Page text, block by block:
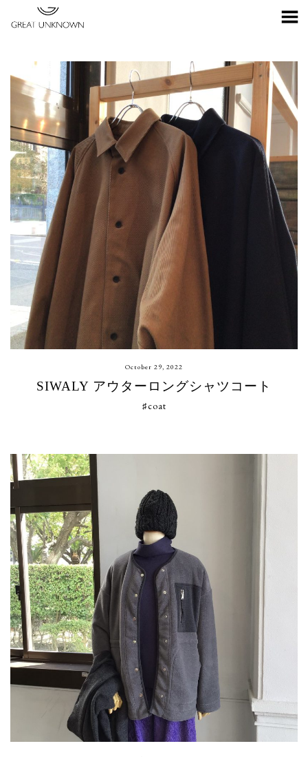
Toggle Menu
October 29, 2022
SIWALY アウターロングシャツコート
♯coat